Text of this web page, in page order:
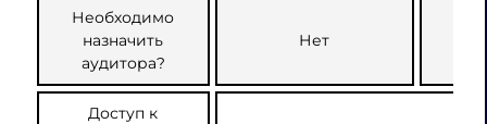
Необходимо
назначить
аудитора?
Нет
Доступ к